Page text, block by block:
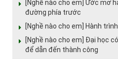
[Nghề nào cho em] Ước mơ
đường phía trước
[Nghề nào cho em] Hành
[Nghề nào cho em] Đại học
để dẫn đến thành công